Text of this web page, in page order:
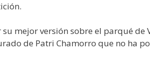
mejor versión sobre el parqué de
de Patri Chamorro que no ha